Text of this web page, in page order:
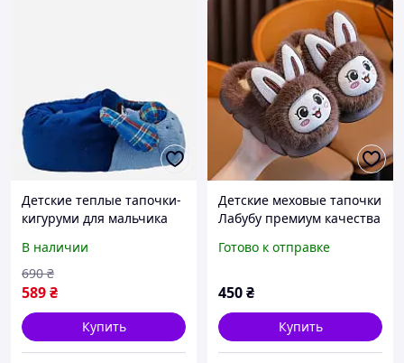
Детские теплые тапочки-
кигуруми для мальчика
Синие (6397233561076)
В наличии
589₴
690 ₴
Купить
Детские меховые тапочки
Лабубу премиум качества
Готово к отправке
450₴
Купить